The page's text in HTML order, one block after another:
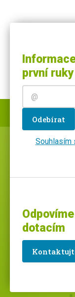
první ruky
Odebírat
Souhlasím
dotacím